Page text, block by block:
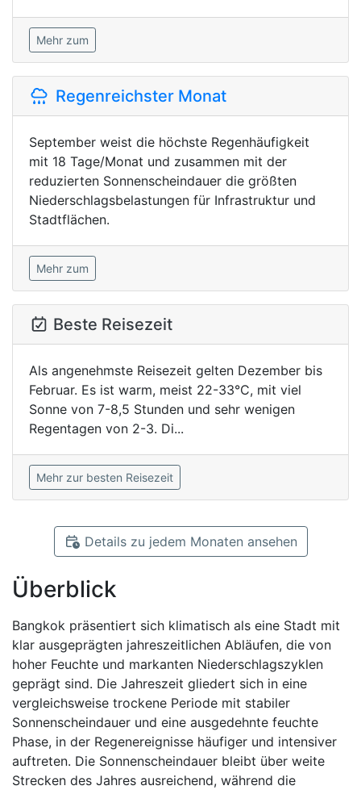
Mehr zum
Regenreichster Monat
September weist die höchste Regenhäufigkeit
mit 18 Tage/Monat und zusammen mit der
reduzierten Sonnenscheindauer die größten
Niederschlagsbelastungen für Infrastruktur und
Stadtflächen.
Mehr zum
Beste Reisezeit
Als angenehmste Reisezeit gelten Dezember bis
Februar. Es ist warm, meist 22-33°C, mit viel
Sonne von 7-8,5 Stunden und sehr wenigen
Regentagen von 2-3. Di...
Mehr zur besten Reisezeit
Details zu jedem Monaten ansehen
Überblick
Bangkok präsentiert sich klimatisch als eine Stadt mit
klar ausgeprägten jahreszeitlichen Abläufen, die von
hoher Feuchte und markanten Niederschlagszyklen
geprägt sind. Die Jahreszeit gliedert sich in eine
vergleichsweise trockene Periode mit stabiler
Sonnenscheindauer und eine ausgedehnte feuchte
Phase, in der Regenereignisse häufiger und intensiver
auftreten. Die Sonnenscheindauer bleibt über weite
Strecken des Jahres ausreichend, während die